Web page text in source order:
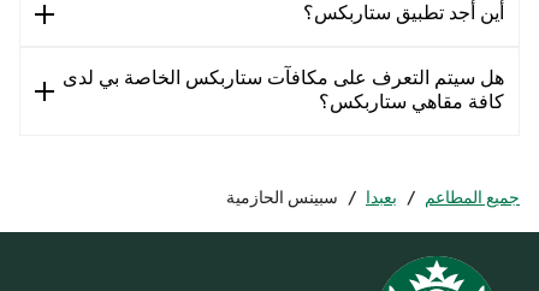
أين أجد تطبيق ستاربكس؟
هل سيتم التعرف على مكافآت ستاربكس الخاصة بي لدى
كافة مقاهي ستاربكس؟
جميع المطاعم / بعبدا / سبينس الحازمية